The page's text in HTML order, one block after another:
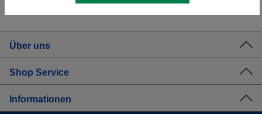
Über uns
Shop Service
Informationen